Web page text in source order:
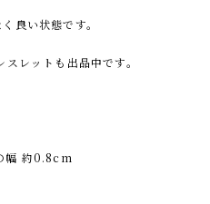
良い状態です。
レットも出品中です。
幅 約0.8cm